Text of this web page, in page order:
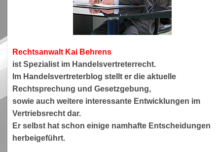
Rechtsanwalt Kai Behrens
ist Spezialist im Handelsvertreterrecht.
Im Handelsvertreterblog stellt er die aktuelle
Rechtsprechung und Gesetzgebung,
sowie auch weitere interessante Entwicklungen im
Vertriebsrecht dar.
Er selbst hat schon einige namhafte Entscheidungen
herbeigeführt.